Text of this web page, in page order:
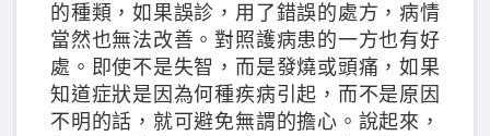
的種類，如果誤診，用了錯誤的處方，病情
當然也無法改善。對照護病患的一方也有好
處。即使不是失智，而是發燒或頭痛，如果
知道症狀是因為何種疾病引起，而不是原因
不明的話，就可避免無謂的擔心。說起來，